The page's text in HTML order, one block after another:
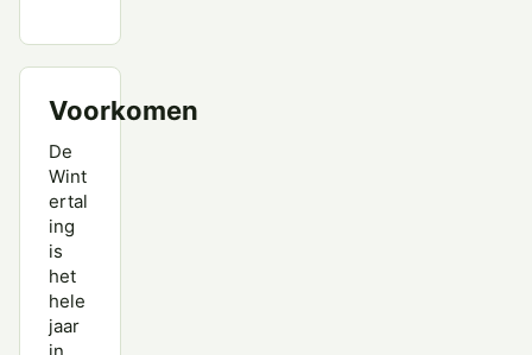
Voorkomen
De
Wint
ertal
ing
is
het
hele
jaar